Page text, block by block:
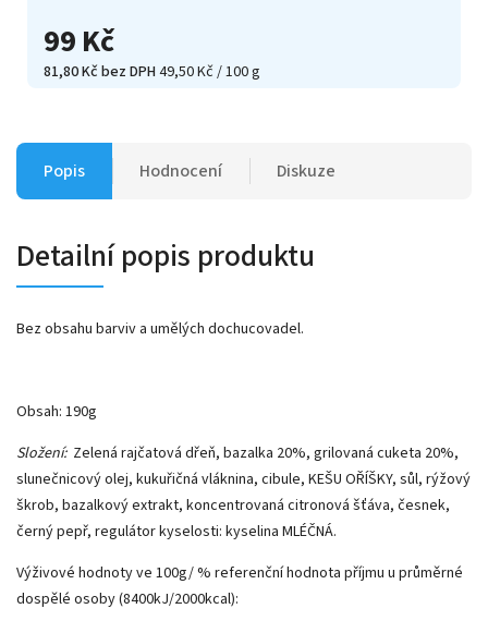
99 Kč
81,80 Kč bez DPH49,50 Kč / 100 g
Popis Hodnocení Diskuze
Detailní popis produktu
Bez obsahu barviv a umělých dochucovadel.
Obsah: 190g
Složení: Zelená rajčatová dřeň, bazalka 20%, grilovaná cuketa 20%,
slunečnicový olej, kukuřičná vláknina, cibule, KEŠU OŘÍŠKY, sůl, rýžový
škrob, bazalkový extrakt, koncentrovaná citronová šťáva, česnek,
černý pepř, regulátor kyselosti: kyselina MLÉČNÁ.
Výživové hodnoty ve 100g/ % referenční hodnota příjmu u průměrné
dospělé osoby (8400kJ/2000kcal):